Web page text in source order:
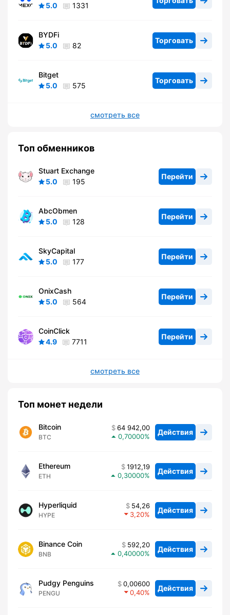
5.0
1331
BYDFi
5.0
82
Торговать
Bitget
5.0
575
Торговать
смотреть все
Топ обменников
Stuart Exchange
5.0
195
Перейти
AbcObmen
5.0
128
Перейти
SkyCapital
5.0
177
Перейти
OnixCash
5.0
564
Перейти
CoinClick
4.9
7711
Перейти
смотреть все
Топ монет недели
Bitcoin
BTC
64 942,00
0,70000
Действия
Ethereum
ETH
1912,19
0,30000
Действия
Hyperliquid
HYPE
54,26
3,20
Действия
Binance Coin
BNB
592,20
0,40000
Действия
Pudgy Penguins
PENGU
0,00600
0,40
Действия